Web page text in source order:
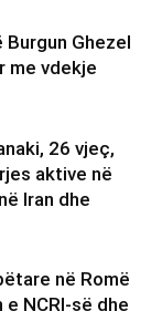
Ghezel
me vdekje
26 vjeç,
aktive në
Iran dhe
në Romë
NCRI-së dhe